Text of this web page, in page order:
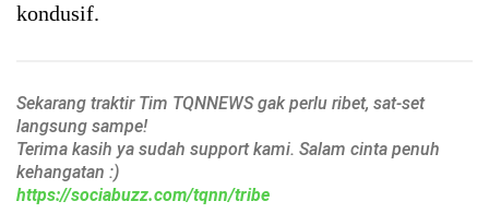
kondusif.
Sekarang traktir Tim TQNNEWS gak perlu ribet, sat-set
langsung sampe!
Terima kasih ya sudah support kami. Salam cinta penuh
kehangatan :)
https://sociabuzz.com/tqnn/tribe